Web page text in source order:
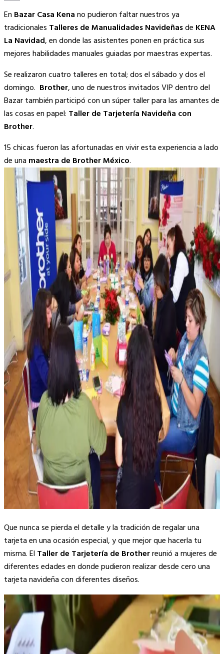
Copy
Link
En Bazar Casa Kenano pudieron faltar nuestros ya
tradicionales Talleres de Manualidades Navideñasde KENA
La Navidad, en donde las asistentes ponen en práctica sus
mejores habilidades manuales guiadas por maestras expertas.
Se realizaron cuatro talleres en total; dos el sábado y dos el
domingo. Brother, uno de nuestros invitados VIP dentro del
Bazar también participó con un súper taller para las amantes de
las cosas en papel: Taller de Tarjetería Navideña con
Brother.
15 chicas fueron las afortunadas en vivir esta experiencia a lado
de una maestra de Brother México.
Que nunca se pierda el detalle y la tradición de regalar una
tarjeta en una ocasión especial, y que mejor que hacerla tu
misma. El Taller de Tarjetería de Brotherreunió a mujeres de
diferentes edades en donde pudieron realizar desde cero una
tarjeta navideña con diferentes diseños.